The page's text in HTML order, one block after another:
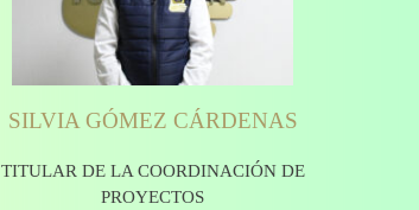
SILVIA GÓMEZ CÁRDENAS
TITULAR DE LA COORDINACIÓN DE
PROYECTOS